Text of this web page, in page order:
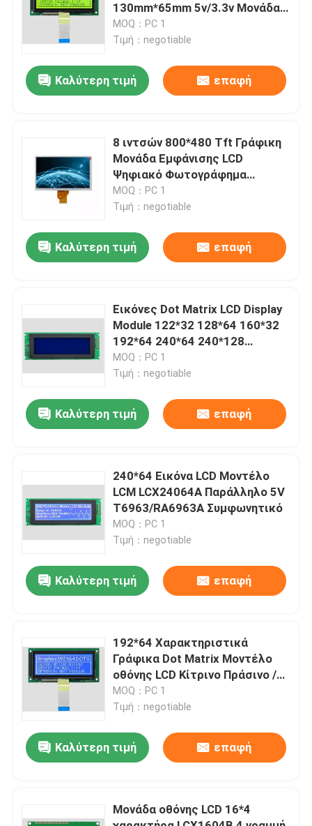
Σπίτι
Βίντεο
Επισκέψεις στο εργοστάσιο
Έλεγχος Ποιότητας
Επικοινωνήστε μαζί μας
Ειδήσεις
Υπολογιστές όλος--ένα
130mm*65mm 5v/3.3v Μονάδα
οθόνης πινάκης
MOQ：PC 1
Τιμή：negotiable
Καλύτερη τιμή επαφή
8 ιντσών 800*480 Tft Γράφικη
Μονάδα Εμφάνισης LCD
Ψηφιακό Φωτογράφημα
At080tn64
MOQ：PC 1
Τιμή：negotiable
Καλύτερη τιμή επαφή
Εικόνες Dot Matrix LCD Display
Module 122*32 128*64 160*32
192*64 240*64 240*128
320*240
MOQ：PC 1
Τιμή：negotiable
Καλύτερη τιμή επαφή
240*64 Εικόνα LCD Μοντέλο
LCM LCX24064A Παράλληλο 5V
T6963/RA6963A Συμφωνητικό
MOQ：PC 1
Τιμή：negotiable
Καλύτερη τιμή επαφή
192*64 Χαρακτηριστικά
Γράφικα Dot Matrix Μοντέλο
οθόνης LCD Κίτρινο Πράσινο /
Μπλε Λευκό
MOQ：PC 1
Τιμή：negotiable
Καλύτερη τιμή επαφή
Μονάδα οθόνης LCD 16*4